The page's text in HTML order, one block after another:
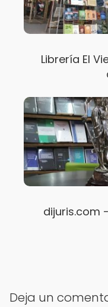
Librería El
dijuris.com
Deja un